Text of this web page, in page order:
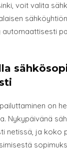
voit valita
on
Nykypäivänä
netissä, ja koko